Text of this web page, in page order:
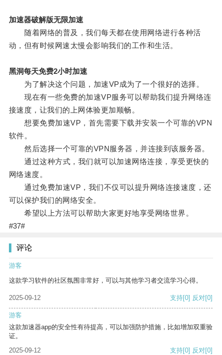
加速器破解版无限加速
随着网络的普及，我们每天都在使用网络进行各种活
动，但有时候网速太慢会影响我们的工作和生活。
黑洞每天免费2小时加速
为了解决这个问题，加速VP成为了一个很好的选择。
现在有一些免费的加速VP服务可以帮助我们提升网络连
接速度，让我们的上网体验更加顺畅。
想要免费加速VP，首先需要下载并安装一个可靠的VPN
软件。
然后选择一个可靠的VPN服务器，并连接到该服务器。
通过这种方式，我们就可以加速网络连接，享受更快的
网络速度。
通过免费加速VP，我们不仅可以提升网络连接速度，还
可以保护我们的网络安全。
希望以上方法可以帮助大家更好地享受网络世界。
#37#
评论
游客
这款学习软件的社区氛围非常好，可以与其他学习者交流学习心得。
2025-09-12 支持[0] 反对[0]
游客
这款加速器app的安全性有待提高，可以加强防护措施，比如增加双重验
证。
2025-09-12
支持[0] 反对[0]